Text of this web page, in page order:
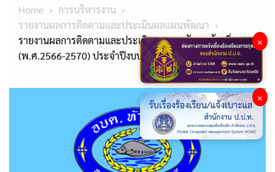
Home
การบริหารงาน
รายงานผลการติดตามและประเมินผลแผนพัฒนา
รายงานผลการติดตามและประเมินผลแผนพัฒนาท้องถิ่น
(พ.ศ.2566-2570) ประจำปีงบประมาณ พ.ศ.2567
×
×